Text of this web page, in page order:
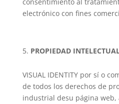
electrónico con fines
PROPIEDAD
VISUAL IDENTITY por sí o
de todos los derechos de
industrial desu página web,